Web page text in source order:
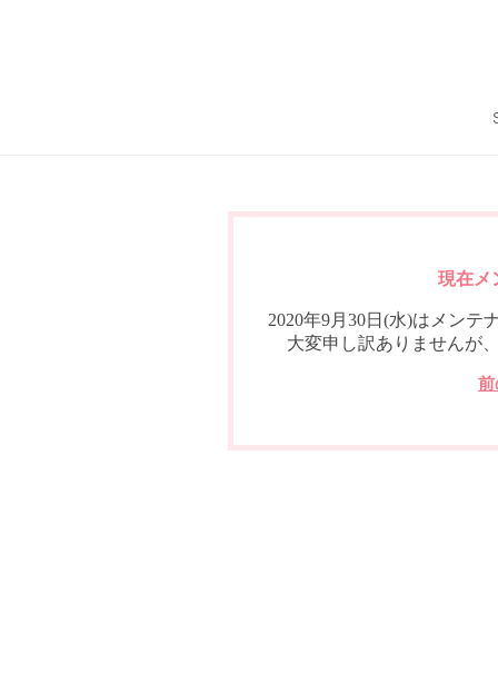
現在メ
2020年9月30日(水)はメンテ
大変申し訳ありませんが
前